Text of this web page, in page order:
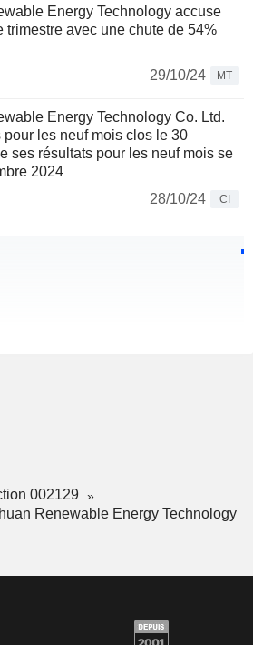
Energy Technology accuse
trimestre avec une chute de 54%
29/10/24
MT
Energy Technology Co. Ltd.
les neuf mois clos le 30
ses résultats pour les neuf mois se
2024
28/10/24
CI
002129
Renewable Energy Technology